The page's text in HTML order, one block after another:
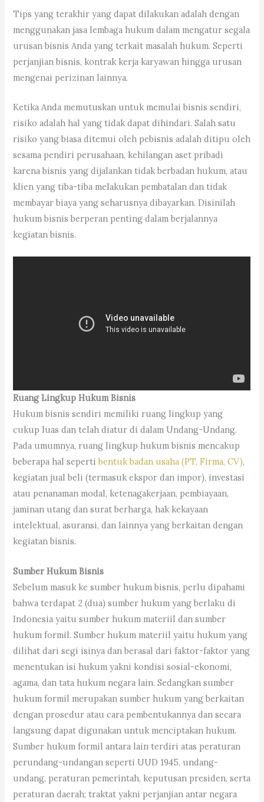
Tips yang terakhir yang dapat dilakukan adalah dengan
menggunakan jasa lembaga hukum dalam mengatur segala
urusan bisnis Anda yang terkait masalah hukum. Seperti
perjanjian bisnis, kontrak kerja karyawan hingga urusan
mengenai perizinan lainnya.
Ketika Anda memutuskan untuk memulai bisnis sendiri,
risiko adalah hal yang tidak dapat dihindari. Salah satu
risiko yang biasa ditemui oleh pebisnis adalah ditipu oleh
sesama pendiri perusahaan, kehilangan aset pribadi
karena bisnis yang dijalankan tidak berbadan hukum, atau
klien yang tiba-tiba melakukan pembatalan dan tidak
membayar biaya yang seharusnya dibayarkan. Disinilah
hukum bisnis berperan penting dalam berjalannya
kegiatan bisnis.
Ruang Lingkup Hukum Bisnis
Hukum bisnis sendiri memiliki ruang lingkup yang
cukup luas dan telah diatur di dalam Undang-Undang.
Pada umumnya, ruang lingkup hukum bisnis mencakup
beberapa hal sepertibentuk badan usaha (PT, Firma, CV),
kegiatan jual beli (termasuk ekspor dan impor), investasi
atau penanaman modal, ketenagakerjaan, pembiayaan,
jaminan utang dan surat berharga, hak kekayaan
intelektual, asuransi, dan lainnya yang berkaitan dengan
kegiatan bisnis.
Sumber Hukum Bisnis
Sebelum masuk ke sumber hukum bisnis, perlu dipahami
bahwa terdapat 2 (dua) sumber hukum yang berlaku di
Indonesia yaitu sumber hukum materiil dan sumber
hukum formil. Sumber hukum materiil yaitu hukum yang
dilihat dari segi isinya dan berasal dari faktor-faktor yang
menentukan isi hukum yakni kondisi sosial-ekonomi,
agama, dan tata hukum negara lain. Sedangkan sumber
hukum formil merupakan sumber hukum yang berkaitan
dengan prosedur atau cara pembentukannya dan secara
langsung dapat digunakan untuk menciptakan hukum.
Sumber hukum formil antara lain terdiri atas peraturan
perundang-undangan seperti UUD 1945, undang-
undang, peraturan pemerintah, keputusan presiden, serta
peraturan daerah; traktat yakni perjanjian antar negara